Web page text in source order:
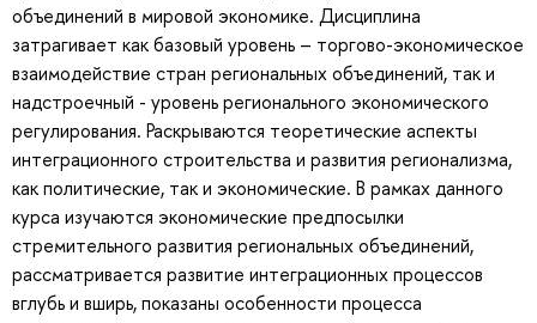
объединений в мировой экономике. Дисциплина
затрагивает как базовый уровень – торгово-экономическое
взаимодействие стран региональных объединений, так и
надстроечный - уровень регионального экономического
регулирования. Раскрываются теоретические аспекты
интеграционного строительства и развития регионализма,
как политические, так и экономические. В рамках данного
курса изучаются экономические предпосылки
стремительного развития региональных объединений,
рассматривается развитие интеграционных процессов
вглубь и вширь, показаны особенности процесса